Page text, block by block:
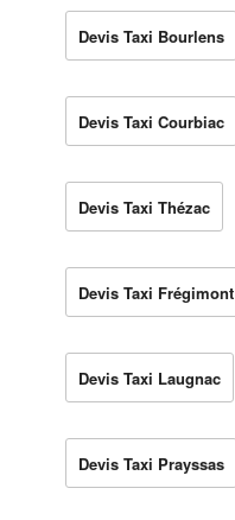
Devis Taxi Bourlens
Devis Taxi Courbiac
Devis Taxi Thézac
Devis Taxi Frégimont
Devis Taxi Laugnac
Devis Taxi Prayssas